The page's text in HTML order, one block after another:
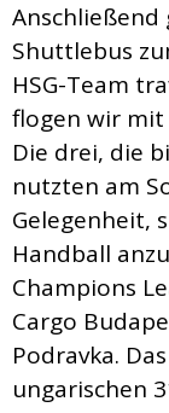
Shuttlebus
HSG-Team
flogen wir mit
Die drei, die
nutzten am
Gelegenheit,
Handball
Champions
Cargo
Podravka.
ungarischen